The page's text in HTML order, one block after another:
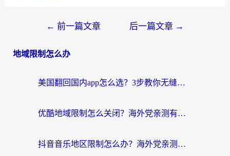
← 前一篇文章 后一篇文章 →
地域限制怎么办
美国翻回国内app怎么选？3步教你无缝刷剧、登12123、访问国内网站
优酷地域限制怎么关闭？海外党亲测有效的追剧加速器选择指南
抖音音乐地区限制怎么办？海外党亲测有效的听歌自由指南